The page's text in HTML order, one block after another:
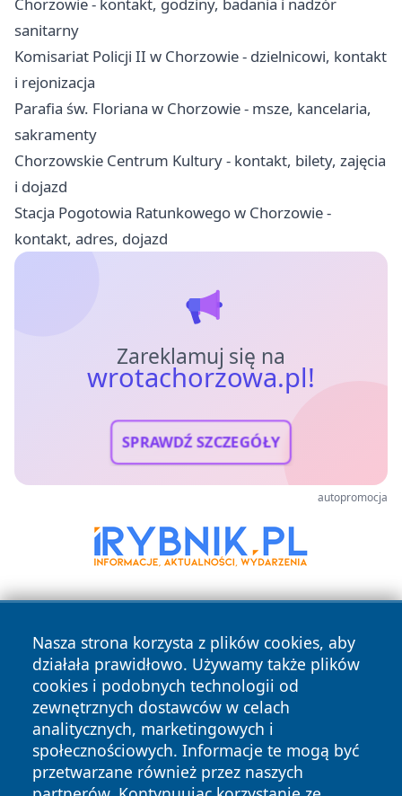
Chorzowie - kontakt, godziny, badania i nadzór
sanitarny
Komisariat Policji II w Chorzowie - dzielnicowi, kontakt
i rejonizacja
Parafia św. Floriana w Chorzowie - msze, kancelaria,
sakramenty
Chorzowskie Centrum Kultury - kontakt, bilety, zajęcia
i dojazd
Stacja Pogotowia Ratunkowego w Chorzowie -
kontakt, adres, dojazd
Zareklamuj się na
wrotachorzowa.pl!
SPRAWDŹ SZCZEGÓŁY
autopromocja
Nasza strona korzysta z plików cookies, aby
działała prawidłowo. Używamy także plików
cookies i podobnych technologii od
zewnętrznych dostawców w celach
analitycznych, marketingowych i
społecznościowych. Informacje te mogą być
przetwarzane również przez naszych
Copyright © 2026 wrotachorzowa.pl Wszystkie prawa
zastrzeżone.